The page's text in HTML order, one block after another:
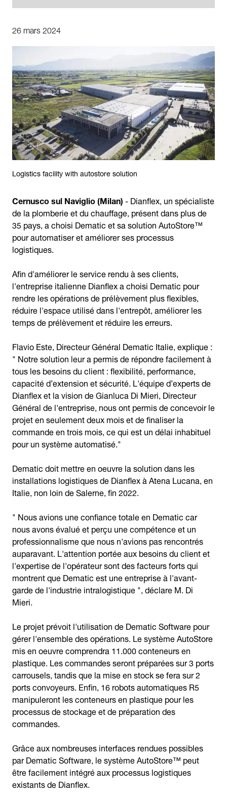
26 mars 2024
Logistics facility with autostore solution
Cernusco sul Naviglio (Milan)- Dianflex, un spécialiste
de la plomberie et du chauffage, présent dans plus de
35 pays, a choisi Dematic et sa solution AutoStore™
pour automatiser et améliorer ses processus
logistiques.
Afin d'améliorer le service rendu à ses clients,
l'entreprise italienne Dianflex a choisi Dematic pour
rendre les opérations de prélèvement plus flexibles,
réduire l'espace utilisé dans l'entrepôt, améliorer les
temps de prélèvement et réduire les erreurs.
Flavio Este, Directeur Général Dematic Italie, explique :
" Notre solution leur a permis de répondre facilement à
tous les besoins du client : flexibilité, performance,
capacité d’extension et sécurité. L'équipe d’experts de
Dianflex et la vision de Gianluca Di Mieri, Directeur
Général de l'entreprise, nous ont permis de concevoir le
projet en seulement deux mois et de finaliser la
commande en trois mois, ce qui est un délai inhabituel
pour un système automatisé."
Dematic doit mettre en oeuvre la solution dans les
installations logistiques de Dianflex à Atena Lucana, en
Italie, non loin de Salerne, fin 2022.
" Nous avions une confiance totale en Dematic car
nous avons évalué et perçu une compétence et un
professionnalisme que nous n'avions pas rencontrés
auparavant. L'attention portée aux besoins du client et
l'expertise de l'opérateur sont des facteurs forts qui
montrent que Dematic est une entreprise à l'avant-
garde de l'industrie intralogistique ", déclare M. Di
Mieri.
Le projet prévoit l'utilisation de Dematic Software pour
gérer l'ensemble des opérations. Le système AutoStore
mis en oeuvre comprendra 11.000 conteneurs en
plastique. Les commandes seront préparées sur 3 ports
carrousels, tandis que la mise en stock se fera sur 2
ports convoyeurs. Enfin, 16 robots automatiques R5
manipuleront les conteneurs en plastique pour les
processus de stockage et de préparation des
commandes.
Grâce aux nombreuses interfaces rendues possibles
par Dematic Software, le système AutoStore™ peut
être facilement intégré aux processus logistiques
existants de Dianflex.